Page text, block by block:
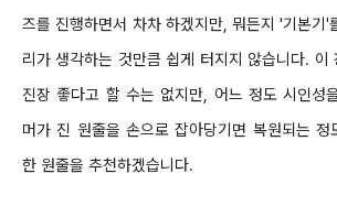
즈를 진행하면서 차차 하겠지만, 뭐든지'기본기'
리가 생각하는 것만큼 쉽게 터지지 않습니다. 이
진장 좋다고 할 수는 없지만, 어느 정도 시인성
머가 진 원줄을 손으로 잡아당기면 복원되는 정
한 원줄을 추천하겠습니다.